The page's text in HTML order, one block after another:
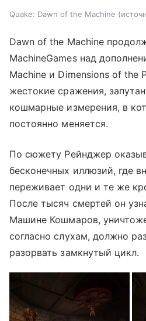
Quake: Dawn of the Machine
Dawn of the Machine
MachineGames над
Machine и Dimensions of the
жестокие сражения,
кошмарные измерения, в
постоянно меняется.
По сюжету Рейнджер
бесконечных иллюзий, где
переживает одни и те же
После тысяч смертей он
Машине Кошмаров,
согласно слухам, должно
разорвать замкнутый цикл.